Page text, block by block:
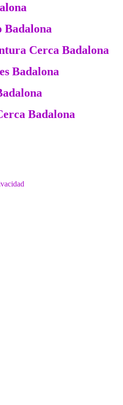
Badalona
Cerca Badalona
Badalona
Badalona